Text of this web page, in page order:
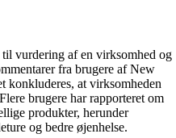
vurdering af en virksomhed og
fra brugere af New
konkluderes, at virksomheden
brugere har rapporteret om
produkter, herunder
og bedre øjenhelse.